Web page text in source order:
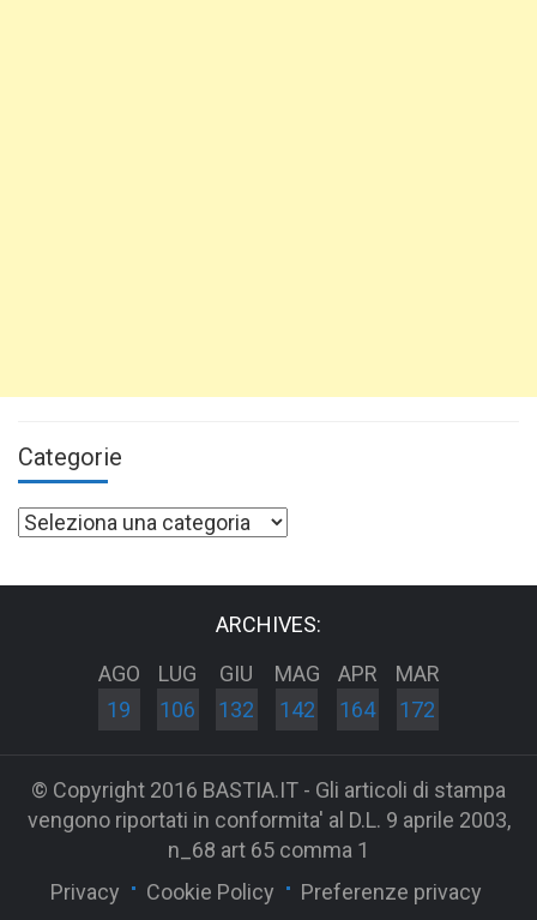
Categorie
Categorie
ARCHIVES:
AGO
19
LUG
106
GIU
132
MAG
142
APR
164
MAR
172
© Copyright 2016 BASTIA.IT - Gli articoli di stampa
vengono riportati in conformita' al D.L. 9 aprile 2003,
n_68 art 65 comma 1
Privacy
Cookie Policy Preferenze privacy